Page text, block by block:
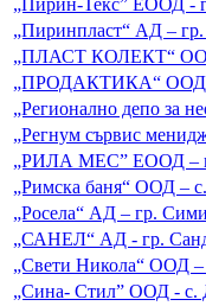
„Пирин-Текс” ЕООД -
„Пиринпласт“ АД – гр.
„ПЛАСТ КОЛЕКТ“
„ПРОДАКТИКА“ ООД -
„Регионално депо за
„Регнум сървис
„РИЛА МЕС” ЕООД –
„Римска баня“ ООД –
„Росела“ АД – гр.
„САНЕЛ“ АД - гр.
„Свети Никола“ ООД –
„Сина- Стил” ООД - с.